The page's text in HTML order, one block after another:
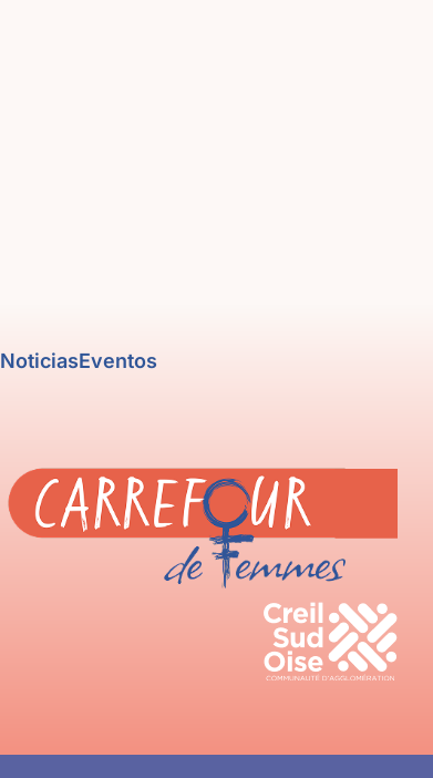
NoticiasEventos